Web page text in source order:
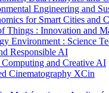
Engineering and
for Smart Cities and
Things : Innovation and
Environment : Science
Responsible AI
and Creative AI
Cinematography XCin